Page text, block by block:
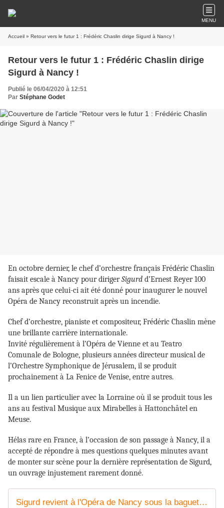
MENU
Accueil » Retour vers le futur 1 : Frédéric Chaslin dirige Sigurd à Nancy !
Retour vers le futur 1 : Frédéric Chaslin dirige
Sigurd à Nancy !
Publié le 06/04/2020 à 12:51
Par Stéphane Godet
En octobre dernier, le chef d’orchestre français Frédéric Chaslin
faisait escale à Nancy pour dirigerSigurd d’Ernest Reyer 100
ans après que celui-ci ait été donné pour inaugurer le nouvel
Opéra de Nancy reconstruit après un incendie.
Chef d’orchestre, pianiste et compositeur, Frédéric Chaslin mène
une brillante carrière internationale.
Invité régulièrement à l’Opéra de Vienne et au Teatro
Comunale de Bologne, plusieurs années directeur musical de
l’Orchestre Symphonique de Jérusalem, il se produit
prochainement à La Fenice de Venise, entre autres.
Il a un lien particulier avec la Lorraine où il se produit tous les
ans au festival Musique aux Mirabelles à Hattonchâtel en
Meuse.
Hélas rare en France, à l’occasion de son passage à Nancy, il a
accepté de répondre à mes questions quelques minutes avant
de monter sur scène pour la dernière représentation de Sigurd,
un ouvrage injustement rarement donné.
Sigurd revient à l'Opéra de Nancy sous la baguette de Frédéric Chaslin -